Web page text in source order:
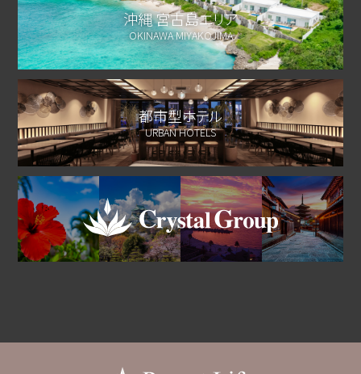
沖縄 宮古島エリア
OKINAWA MIYAKOJIMA
都市型ホテル
URBAN HOTELS